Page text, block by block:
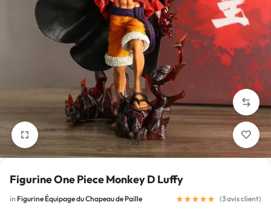
1/3
Figurine One Piece Monkey D Luffy
in Figurine Équipage du Chapeau de Paille (3avis client)